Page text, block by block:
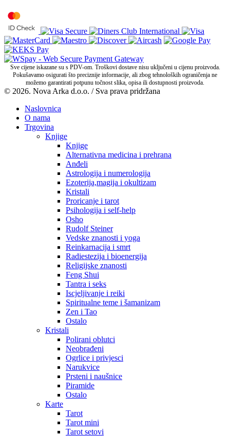
Sve cijene iskazane su s PDV-om. Troškovi dostave nisu uključeni u cijenu proizvoda.
Pokušavamo osigurati što preciznije informacije, ali zbog tehnoloških ograničenja ne
možemo garantirati potpunu točnost slika, opisa ili dostupnosti proizvoda.
© 2026. Nova Arka d.o.o. / Sva prava pridržana
Naslovnica
O nama
Trgovina
Knjige
Knjige
Alternativna medicina i prehrana
Anđeli
Astrologija i numerologija
Ezoterija,magija i okultizam
Kristali
Proricanje i tarot
Psihologija i self-help
Osho
Rudolf Steiner
Vedske znanosti i yoga
Reinkarnacija i smrt
Radiestezija i bioenergija
Religijske znanosti
Feng Shui
Tantra i seks
Iscjeljivanje i reiki
Spiritualne teme i šamanizam
Zen i Tao
Ostalo
Kristali
Polirani oblutci
Neobrađeni
Ogrlice i privjesci
Narukvice
Prsteni i naušnice
Piramide
Ostalo
Karte
Tarot
Tarot mini
Tarot setovi